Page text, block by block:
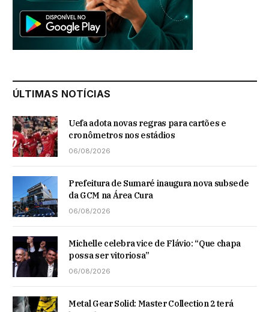
ÚLTIMAS NOTÍCIAS
Uefa adota novas regras para cartões e
cronômetros nos estádios
06/08/2026
Prefeitura de Sumaré inaugura nova subsede
da GCM na Área Cura
06/08/2026
Michelle celebra vice de Flávio: “Que chapa
possa ser vitoriosa”
06/08/2026
Metal Gear Solid: Master Collection 2 terá